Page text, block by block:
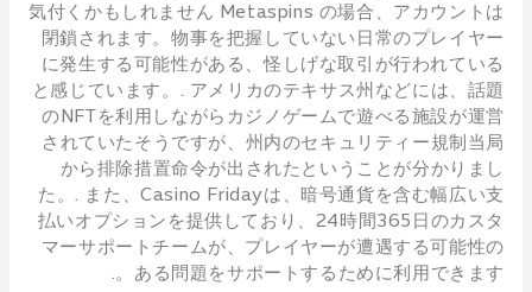
気付くかもしれません Metaspins の場合、アカウントは
閉鎖されます。物事を把握していない日常のプレイヤー
に発生する可能性がある、怪しげな取引が行われている
と感じています。. アメリカのテキサス州などには、話題
のNFTを利用しながらカジノゲームで遊べる施設が運営
されていたそうですが、州内のセキュリティー規制当局
から排除措置命令が出されたということが分かりまし
た。. また、Casino Fridayは、暗号通貨を含む幅広い支
払いオプションを提供しており、24時間365日のカスタ
マーサポートチームが、プレイヤーが遭遇する可能性の
ある問題をサポートするために利用できます。.